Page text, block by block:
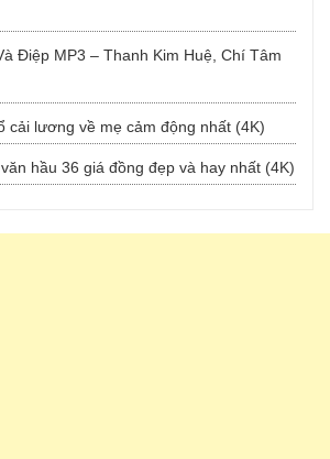
Điệp MP3 – Thanh Kim Huệ, Chí Tâm
cải lương về mẹ cảm động nhất (4K)
hầu 36 giá đồng đẹp và hay nhất (4K)